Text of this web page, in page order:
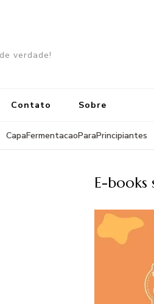
verdade!
Contato Sobre
CapaFermentacaoParaPrincipiantes
E-books